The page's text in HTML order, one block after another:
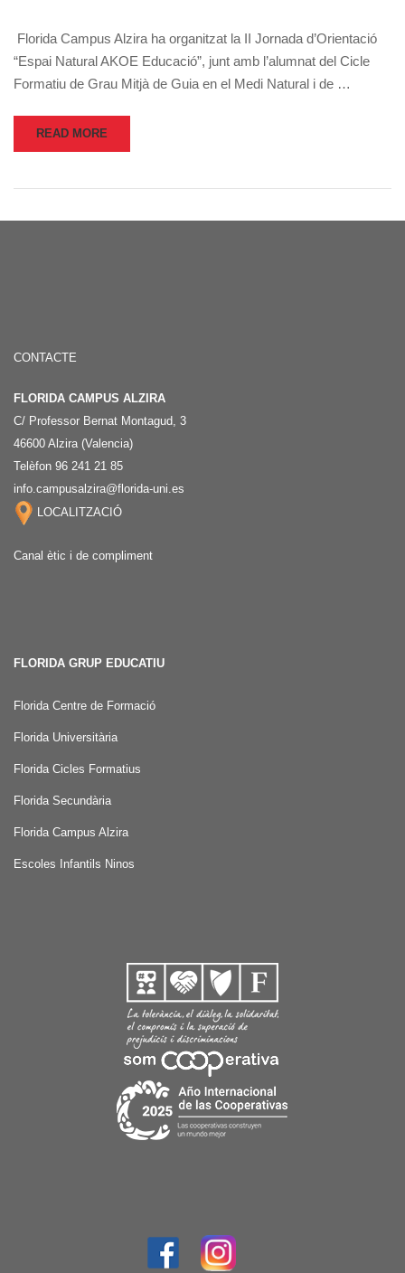
Florida Campus Alzira ha organitzat la II Jornada d’Orientació
“Espai Natural AKOE Educació”, junt amb l’alumnat del Cicle
Formatiu de Grau Mitjà de Guia en el Medi Natural i de …
READ MORE
CONTACTE
FLORIDA CAMPUS ALZIRA
C/ Professor Bernat Montagud, 3
46600 Alzira (Valencia)
Telèfon 96 241 21 85
info.campusalzira@florida-uni.es
LOCALITZACIÓ
Canal ètic i de compliment
FLORIDA GRUP EDUCATIU
Florida Centre de Formació
Florida Universitària
Florida Cicles Formatius
Florida Secundària
Florida Campus Alzira
Escoles Infantils Ninos